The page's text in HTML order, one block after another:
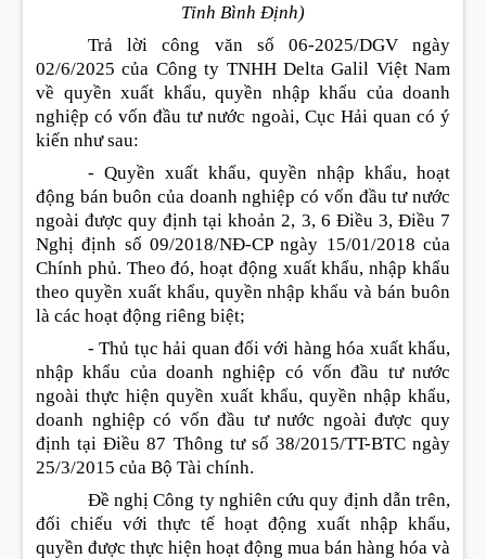
Tỉnh Bình Định)
Trả lời công văn số 06-2025/DGV ngày
02/6/2025 của Công ty TNHH Delta Galil Việt Nam
về quyền xuất khẩu, quyền nhập khẩu của doanh
nghiệp có vốn đầu tư nước ngoài, Cục Hải quan có ý
kiến như sau:
- Quyền xuất khẩu, quyền nhập khẩu, hoạt
động bán buôn của doanh nghiệp có vốn đầu tư nước
ngoài được quy định tại khoản 2, 3, 6 Điều 3, Điều 7
Nghị định số 09/2018/NĐ-CP ngày 15/01/2018 của
Chính phủ. Theo đó, hoạt động xuất khẩu, nhập khẩu
theo quyền xuất khẩu, quyền nhập khẩu và bán buôn
là các hoạt động riêng biệt;
- Thủ tục hải quan đối với hàng hóa xuất khẩu,
nhập khẩu của doanh nghiệp có vốn đầu tư nước
ngoài thực hiện quyền xuất khẩu, quyền nhập khẩu,
doanh nghiệp có vốn đầu tư nước ngoài được quy
định tại Điều 87 Thông tư số 38/2015/TT-BTC ngày
25/3/2015 của Bộ Tài chính.
Đề nghị Công ty nghiên cứu quy định dẫn trên,
đối chiếu với thực tế hoạt động xuất nhập khẩu,
quyền được thực hiện hoạt động mua bán hàng hóa và